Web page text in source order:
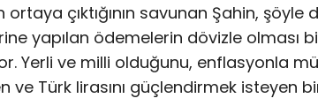
çıktığının savunan Şahin, şöyle
yapılan ödemelerin dövizle olması
Yerli ve milli olduğunu, enflasyonla
ve Türk lirasını güçlendirmek isteyen